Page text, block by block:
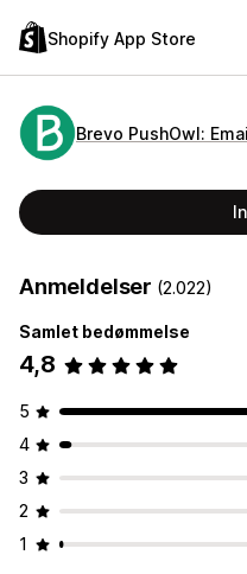
Shopify App Store
Brevo PushOwl:
Anmeldelser (2.022)
Samlet bedømmelse
4,8
5
4
3
2
1